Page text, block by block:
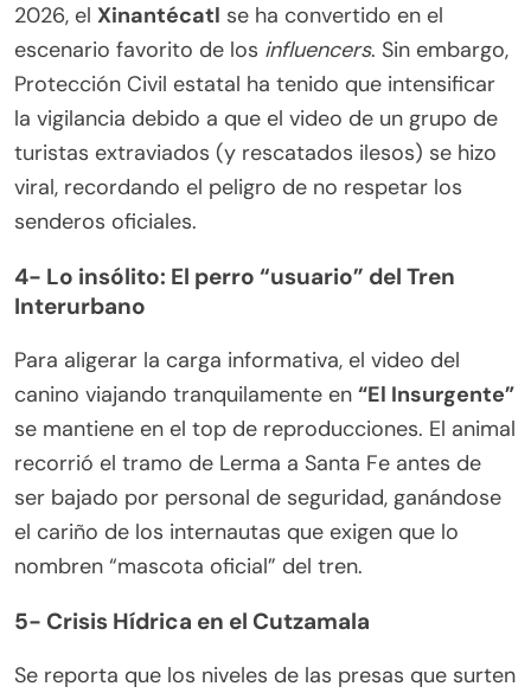
2026, el Xinantécatl se ha convertido en el
escenario favorito de los influencers. Sin embargo,
Protección Civil estatal ha tenido que intensificar
la vigilancia debido a que el video de un grupo de
turistas extraviados (y rescatados ilesos) se hizo
viral, recordando el peligro de no respetar los
senderos oficiales.
4- Lo insólito: El perro “usuario” del Tren
Interurbano
Para aligerar la carga informativa, el video del
canino viajando tranquilamente en “El Insurgente”
se mantiene en el top de reproducciones. El animal
recorrió el tramo de Lerma a Santa Fe antes de
ser bajado por personal de seguridad, ganándose
el cariño de los internautas que exigen que lo
nombren “mascota oficial” del tren.
5- Crisis Hídrica en el Cutzamala
Se reporta que los niveles de las presas que surten